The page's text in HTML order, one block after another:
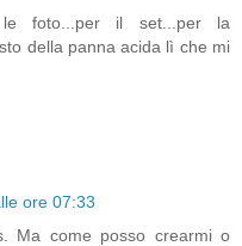
le foto...per il set...per la
della panna acida lì che mi
ore 07:33
Ma come posso crearmi o